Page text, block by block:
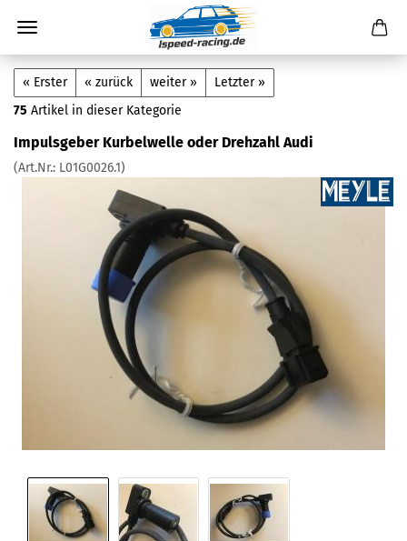
« Erster « zurück weiter »
Letzter »
75 Artikel in dieser Kategorie
Impulsgeber Kurbelwelle oder Drehzahl Audi
(Art.Nr.: L01G0026.1)